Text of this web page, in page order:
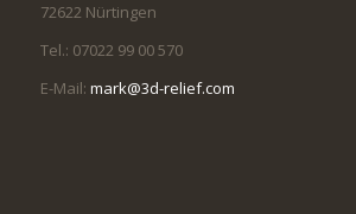
72622 Nürtingen
Tel.: 07022 99 00 570
E-Mail: mark@3d-relief.com